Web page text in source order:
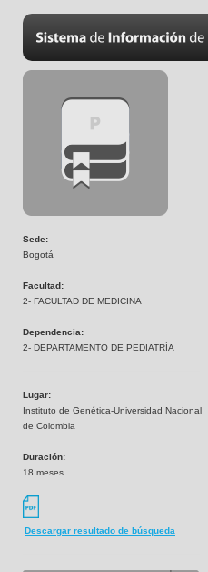
Sede:
Bogotá
Facultad:
2- FACULTAD DE MEDICINA
Dependencia:
2- DEPARTAMENTO DE PEDIATRÍA
Lugar:
Instituto de Genética-Universidad Nacional
de Colombia
Duración:
18 meses
Descargar resultado de búsqueda